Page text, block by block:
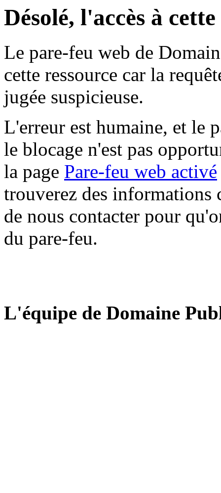
Désolé, l'accès à
Le pare-feu web de
cette ressource car la
jugée suspicieuse.
L'erreur est humaine, et le
le blocage n'est pas
la page Pare-feu web activé
trouverez des informations
de nous contacter pour
du pare-feu.
L'équipe de Domaine